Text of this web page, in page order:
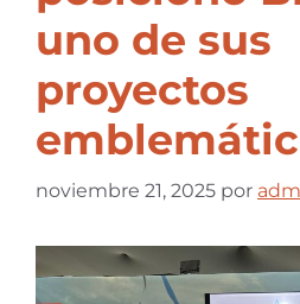
uno de sus
proyectos
noviembre 21, 2025 por